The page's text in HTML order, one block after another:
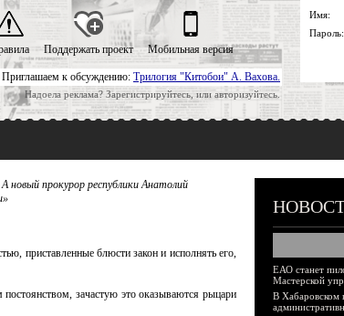
Приглашаем к обсуждению: Трилогия "Китобои" А. Вахова.
Надоела реклама? Зарегистрируйтесь, или авторизуйтесь.
Поддержать проект Мобильная версия
Имя:
Пароль:
новый прокурор республики Анатолий
приставленные блюсти закон и исполнять его,
зачастую это оказываются рыцари
ЕАО станет
Мастерской
В Хабаровском